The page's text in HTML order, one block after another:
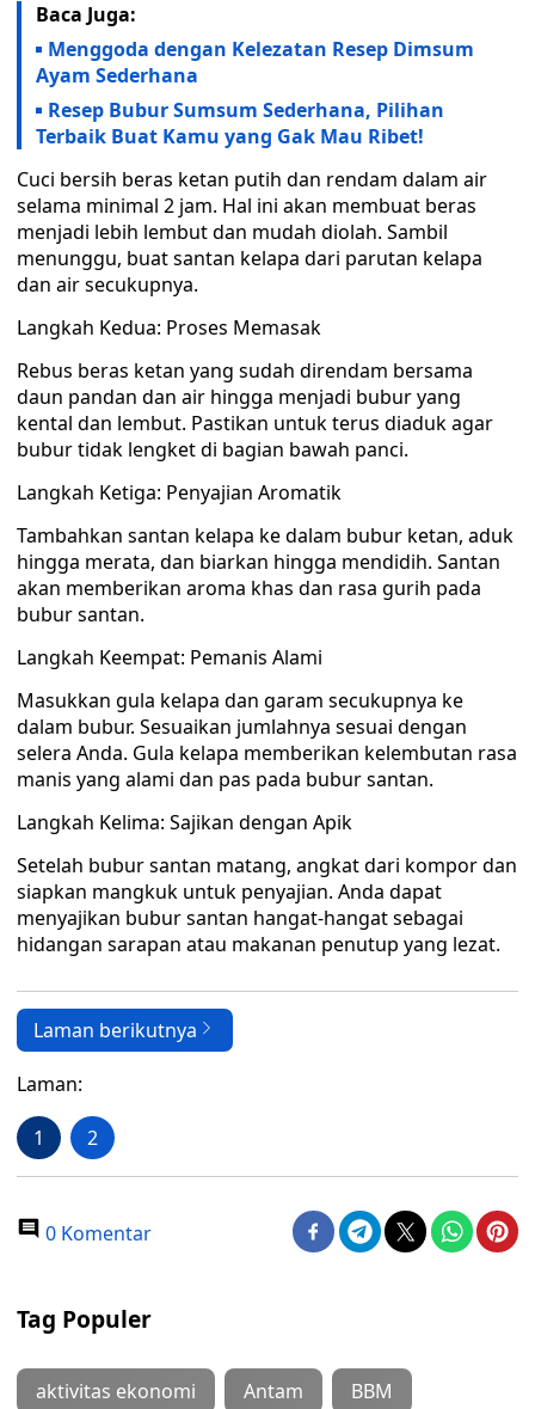
Baca Juga:
Menggoda dengan Kelezatan Resep Dimsum
Ayam Sederhana
Resep Bubur Sumsum Sederhana, Pilihan
Terbaik Buat Kamu yang Gak Mau Ribet!
Cuci bersih beras ketan putih dan rendam dalam air
selama minimal 2 jam. Hal ini akan membuat beras
menjadi lebih lembut dan mudah diolah. Sambil
menunggu, buat santan kelapa dari parutan kelapa
dan air secukupnya.
Langkah Kedua: Proses Memasak
Rebus beras ketan yang sudah direndam bersama
daun pandan dan air hingga menjadi bubur yang
kental dan lembut. Pastikan untuk terus diaduk agar
bubur tidak lengket di bagian bawah panci.
Langkah Ketiga: Penyajian Aromatik
Tambahkan santan kelapa ke dalam bubur ketan, aduk
hingga merata, dan biarkan hingga mendidih. Santan
akan memberikan aroma khas dan rasa gurih pada
bubur santan.
Langkah Keempat: Pemanis Alami
Masukkan gula kelapa dan garam secukupnya ke
dalam bubur. Sesuaikan jumlahnya sesuai dengan
selera Anda. Gula kelapa memberikan kelembutan rasa
manis yang alami dan pas pada bubur santan.
Langkah Kelima: Sajikan dengan Apik
Setelah bubur santan matang, angkat dari kompor dan
siapkan mangkuk untuk penyajian. Anda dapat
menyajikan bubur santan hangat-hangat sebagai
hidangan sarapan atau makanan penutup yang lezat.
Laman berikutnya
Laman:
1 2
0 Komentar
Tag Populer
aktivitas ekonomi Antam BBM